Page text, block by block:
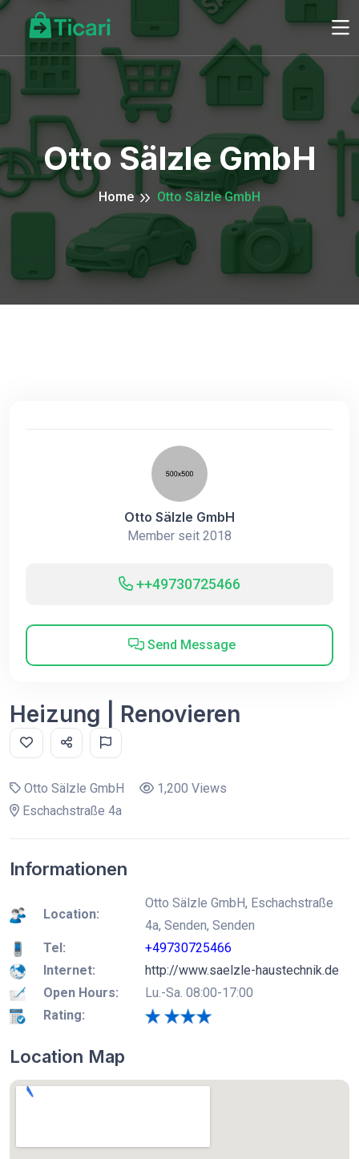
Otto Sälzle GmbH
Home Otto Sälzle GmbH
Otto Sälzle GmbH
Member seit 2018
++49730725466
Send Message
Heizung | Renovieren
Otto Sälzle GmbH
1,200 Views
Eschachstraße 4a
Informationen
Location:
Otto Sälzle GmbH, Eschachstraße
4a, Senden, Senden
Tel:
+49730725466
Internet:
http://www.saelzle-haustechnik.de
Open Hours:
Lu.-Sa. 08:00-17:00
Rating:
Location Map